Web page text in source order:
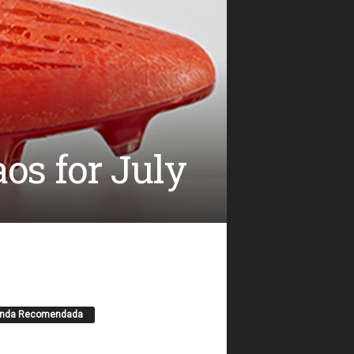
for July
Recomendada